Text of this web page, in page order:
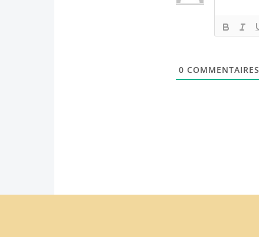
0 COMMENTAIRES